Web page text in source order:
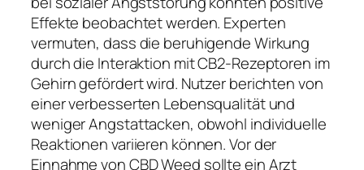
Effekte beobachtet werden. Experten
vermuten, dass die beruhigende Wirkung
durch die Interaktion mit CB2-Rezeptoren im
Gehirn gefördert wird. Nutzer berichten von
einer verbesserten Lebensqualität und
weniger Angstattacken, obwohl individuelle
Reaktionen variieren können. Vor der
Einnahme von CBD Weed sollte ein Arzt